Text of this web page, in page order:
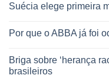
Suécia elege primeira
Por que o ABBA já foi
Briga sobre ‘herança
brasileiros